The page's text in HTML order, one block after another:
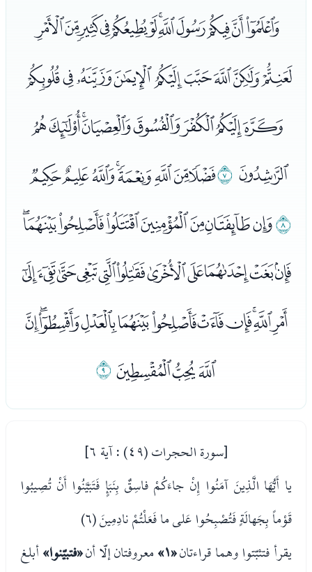
ﭱﭲﭳﭴﭵﭶﭷﭸﭹﭺﭻﭼ
ﭽﭾﭿﮀﮁﮂﮃﮄﮅ
ﮆﮇﮈﮉﮊﮋﮌﮍ
ﮎﮏﮐﮑﮒﮓﮔﮕﮖﮗ
ﮘﮙﮚﮛﮜﮝﮞﮟﮠ
ﮡﮢﮣﮤﮥﮦﮧﮨﮩﮪﮫ
ﮬﮭﮮﮯﮰﮱﯓﯔﯕﯖﯗ
ﯘﯙﯚﯛ
[سورة الحجرات (٤٩) : آية ٦]
يا أَيُّهَا الَّذِينَ آمَنُوا إِنْ جاءَكُمْ فاسِقٌ بِنَبَإٍ فَتَبَيَّنُوا أَنْ تُصِيبُوا
قَوْماً بِجَهالَةٍ فَتُصْبِحُوا عَلى ما فَعَلْتُمْ نادِمِينَ (٦)
يقرأ فتثبّتوا وهما قراءتان«١» معروفتان إلّا أن«فتبيّنوا»أبلغ